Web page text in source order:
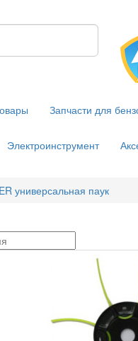
Запчасти для
Электроинструмент
универсальная паук